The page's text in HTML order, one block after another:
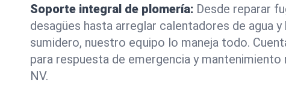
Soporte integral de plomería: Desde reparar
desagües hasta arreglar calentadores de agua y
sumidero, nuestro equipo lo maneja todo.
para respuesta de emergencia y mantenimiento
NV.